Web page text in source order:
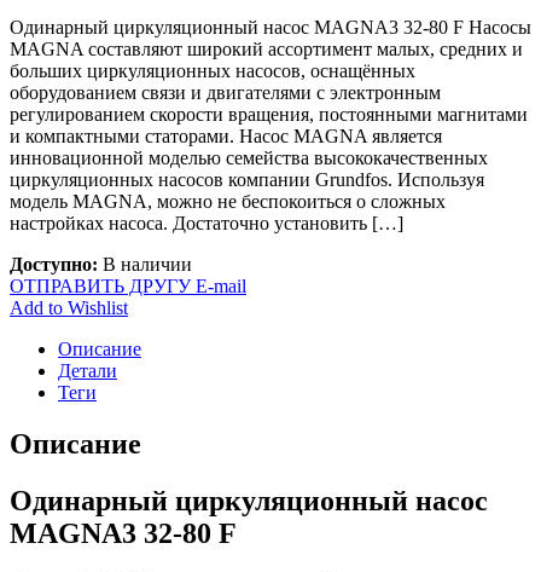
Одинарный циркуляционный насос MAGNA3 32-80 F Насосы
MAGNA составляют широкий ассортимент малых, средних и
больших циркуляционных насосов, оснащённых
оборудованием связи и двигателями с электронным
регулированием скорости вращения, постоянными магнитами
и компактными статорами. Насос MAGNA является
инновационной моделью семейства высококачественных
циркуляционных насосов компании Grundfos. Используя
модель MAGNA, можно не беспокоиться о сложных
настройках насоса. Достаточно установить […]
Доступно: В наличии
ОТПРАВИТЬ ДРУГУ E-mail
Add to Wishlist
Описание
Детали
Теги
Описание
Одинарный циркуляционный насос
MAGNA3 32-80 F